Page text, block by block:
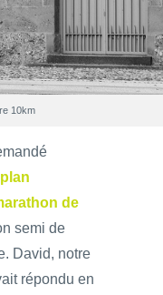
10km
plan
de
semi de
David, notre
répondu en